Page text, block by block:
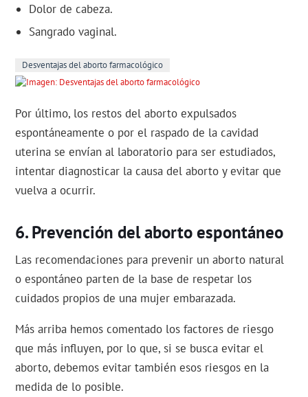
Dolor de cabeza.
Sangrado vaginal.
Desventajas del aborto farmacológico
Por último, los restos del aborto expulsados
espontáneamente o por el raspado de la cavidad
uterina se envían al laboratorio para ser estudiados,
intentar diagnosticar la causa del aborto y evitar que
vuelva a ocurrir.
Prevención del aborto espontáneo
Las recomendaciones para prevenir un aborto natural
o espontáneo parten de la base de respetar los
cuidados propios de una mujer embarazada.
Más arriba hemos comentado los factores de riesgo
que más influyen, por lo que, si se busca evitar el
aborto, debemos evitar también esos riesgos en la
medida de lo posible.